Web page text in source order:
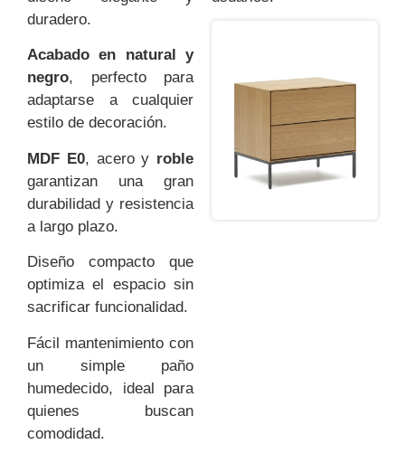
duradero.
Acabado en natural y
negro, perfecto para
adaptarse a cualquier
estilo de decoración.
MDF E0, acero y roble
garantizan una gran
durabilidad y resistencia
a largo plazo.
Diseño compacto que
optimiza el espacio sin
sacrificar funcionalidad.
Fácil mantenimiento con
un simple paño
humedecido, ideal para
quienes buscan
comodidad.